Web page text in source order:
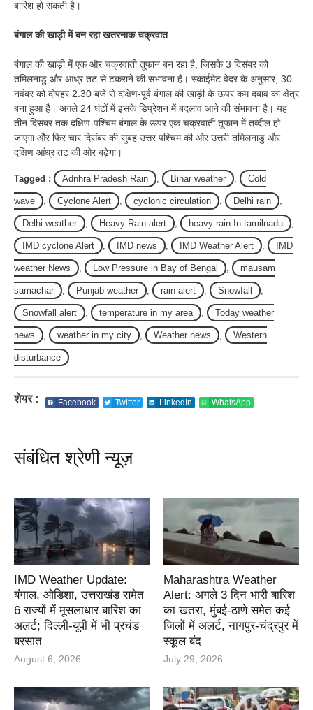
बारिश हो सकती है।
बंगाल की खाड़ी में बन रहा खतरनाक चक्रवात
बंगाल की खाड़ी में एक और चक्रवाती तूफान बन रहा है, जिसके 3 दिसंबर को
तमिलनाडु और आंध्र तट से टकराने की संभावना है। स्काईमेट वेदर के अनुसार, 30
नवंबर को दोपहर 2.30 बजे से दक्षिण-पूर्व बंगाल की खाड़ी के ऊपर कम दबाव का क्षेत्र
बना हुआ है। अगले 24 घंटों में इसके डिप्रेशन में बदलाव आने की संभावना है। यह
तीन दिसंबर तक दक्षिण-पश्चिम बंगाल के ऊपर एक चक्रवाती तूफान में तब्दील हो
जाएगा और फिर चार दिसंबर की सुबह उत्तर पश्चिम की ओर उत्तरी तमिलनाडु और
दक्षिण आंध्र तट की ओर बढ़ेगा।
Tagged : Adnhra Pradesh Rain Bihar weather Cold
wave Cyclone Alert cyclonic circulation Delhi rain
Delhi weather Heavy Rain alert heavy rain In tamilnadu
IMD cyclone Alert IMD news IMD Weather Alert IMD
weather News Low Pressure in Bay of Bengal mausam
samachar Punjab weather rain alert Snowfall
Snowfall alert temperature in my area Today weather
news weather in my city Weather news Western
disturbance
शेयर : Facebook Twitter LinkedIn WhatsApp
संबंधित श्रेणी न्यूज़
IMD Weather Update:
बंगाल, ओडिशा, उत्तराखंड समेत
6 राज्यों में मूसलाधार बारिश का
अलर्ट; दिल्ली-यूपी में भी प्रचंड
बरसात
August 6, 2026
Maharashtra Weather
Alert: अगले 3 दिन भारी बारिश
का खतरा, मुंबई-ठाणे समेत कई
जिलों में अलर्ट, नागपुर-चंद्रपुर में
स्कूल बंद
July 29, 2026